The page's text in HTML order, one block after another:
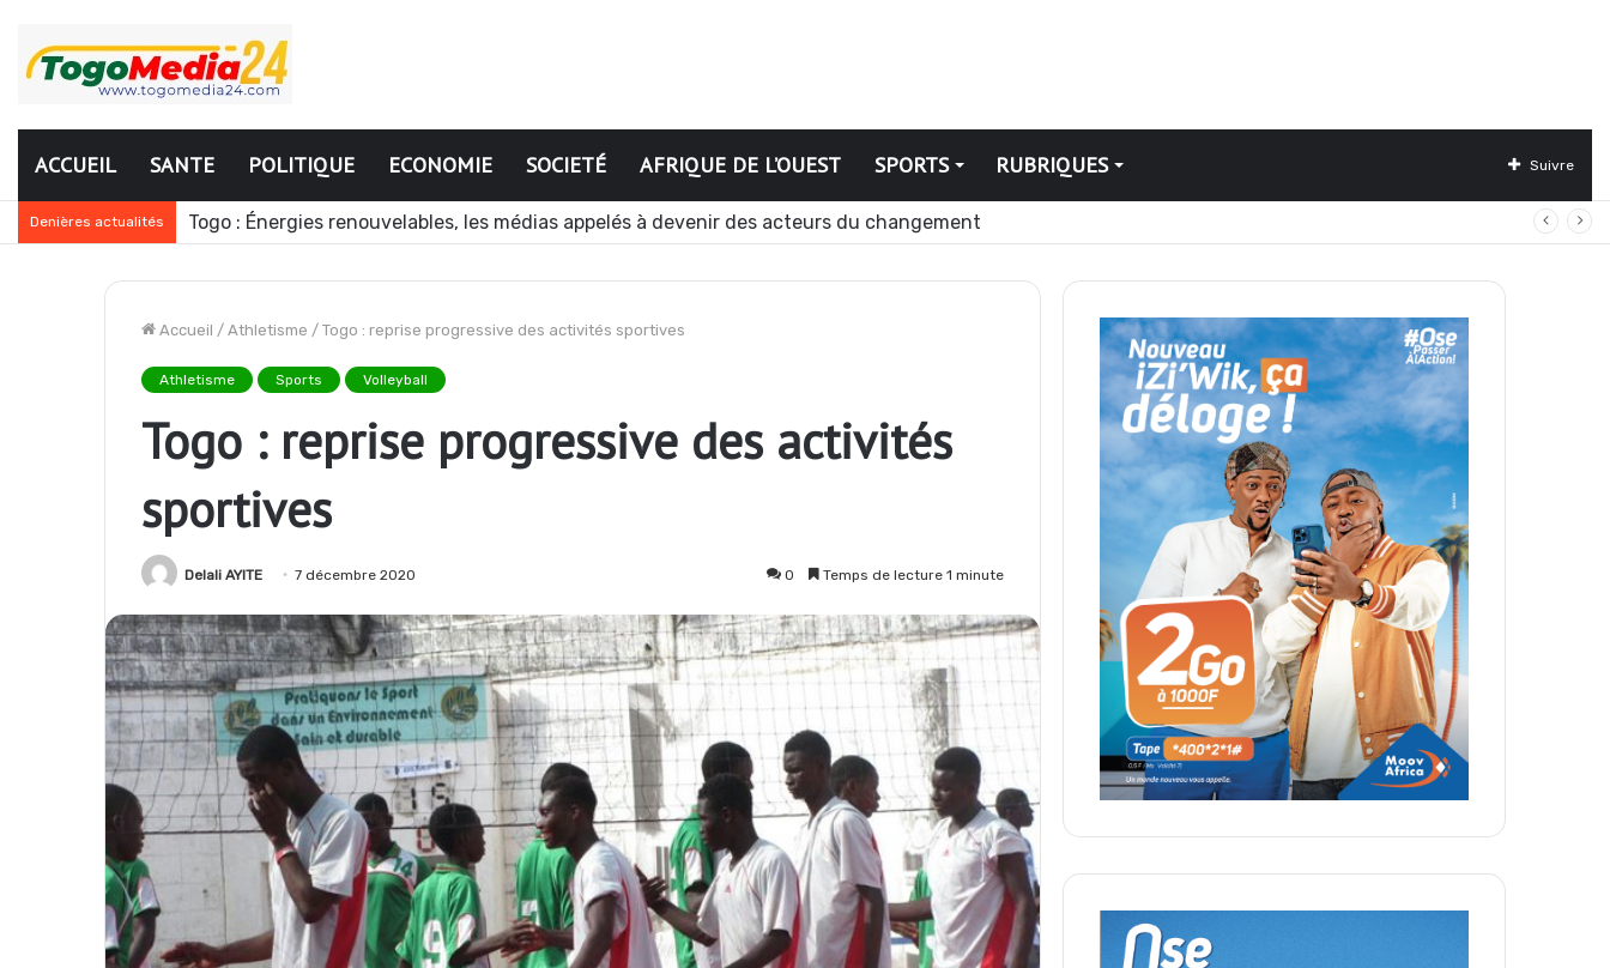
ACCUEIL SANTE POLITIQUE ECONOMIE SOCIETÉ AFRIQUE DE L’OUEST SPORTS RUBRIQUES Suivre
Denières actualités Mali : l’armée annonce une nouvelle opération contre les GAT près de Dagabory
Accueil / Athletisme / Togo : reprise progressive des activités sportives
Athletisme Sports Volleyball
Togo : reprise progressive des activités
sportives
Delali AYITE 7 décembre 2020 0 Temps de lecture 1 minute